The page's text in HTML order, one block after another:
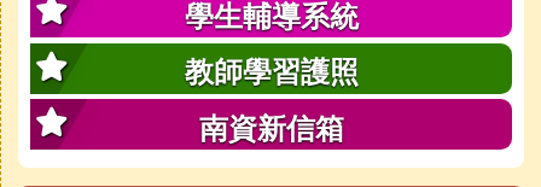
學生輔導系統
教師學習護照
南資新信箱